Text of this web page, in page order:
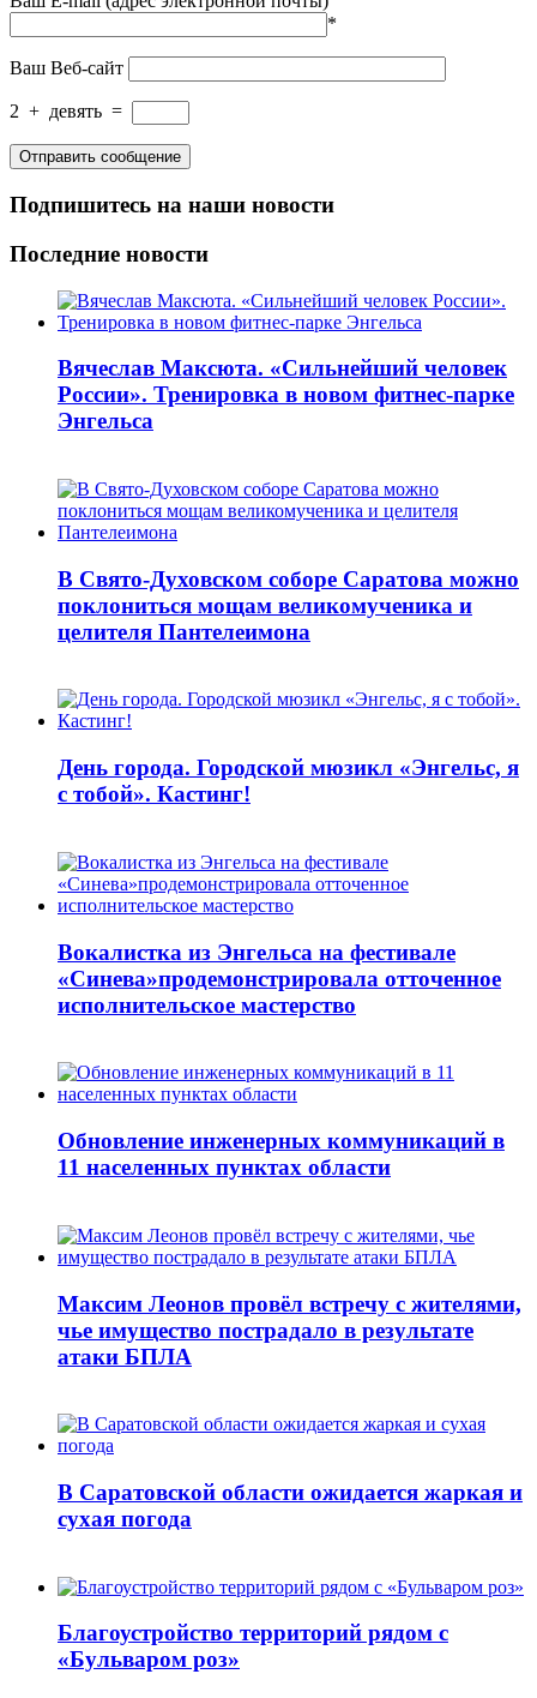
*
Ваш Веб-сайт
2 + девять =
Подпишитесь на наши новости
Последние новости
Вячеслав Максюта. «Сильнейший человек
России». Тренировка в новом фитнес-парке
Энгельса
В Свято-Духовском соборе Саратова можно
поклониться мощам великомученика и
целителя Пантелеимона
День города. Городской мюзикл «Энгельс, я
с тобой». Кастинг!
Вокалистка из Энгельса на фестивале
«Синева»продемонстрировала отточенное
исполнительское мастерство
Обновление инженерных коммуникаций в
11 населенных пунктах области
Максим Леонов провёл встречу с жителями,
чье имущество пострадало в результате
атаки БПЛА
В Саратовской области ожидается жаркая и
сухая погода
Благоустройство территорий рядом с
«Бульваром роз»